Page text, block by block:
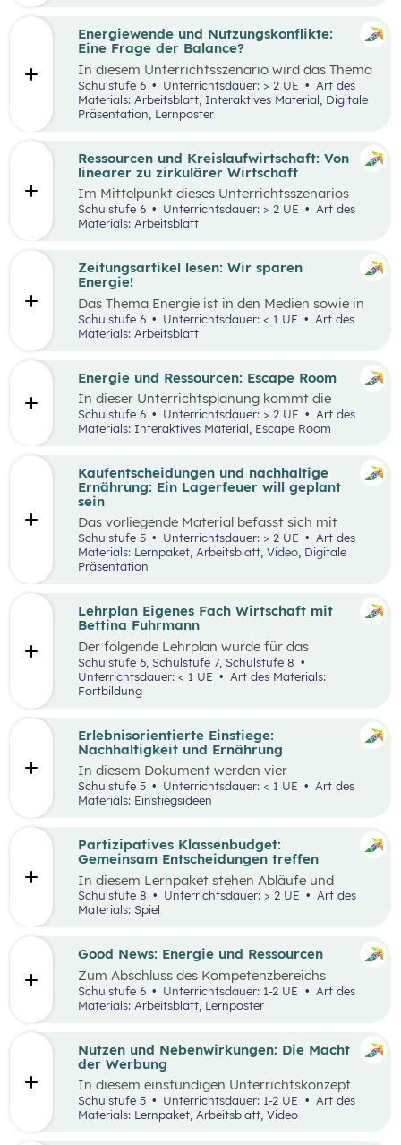
Energiewende und Nutzungskonflikte:
Eine Frage der Balance?
In diesem Unterrichtsszenario wird das Thema
Energiewende und damit einhergehende
Nutzungskonflikte behandelt. Methodisch wird
zuerst mit einem Wimmelbild gearbeitet, auf
dem unterschiedliche Szenen und Darstellungen
einhergehender Konflikte zu finden sind.
Schulstufe 6 Unterrichtsdauer: > 2 UE
Materials: Arbeitsblatt, Interaktives Material, Digitale
Präsentation, Lernposter
Energie und Ressourcen: Escape Room
In dieser Unterrichtsplanung kommt die
Methode „Escape Room“ zum Einsatz. Ziel ist
es, Inhalte des Kompetenzbereichs
„Nachhaltiger Umgang mit Energie und
durch Kooperation bei der Teamarbeit
zwischenmenschliche Kompetenzen zu stärken
und sogenannte 21
stCentury Skills zu schulen.
Schulstufe 6 Unterrichtsdauer: > 2 UE
Materials: Interaktives Material, Escape Room
Ressourcen und Kreislaufwirtschaft: Von
linearer zu zirkulärer Wirtschaft
Im Mittelpunkt dieses Unterrichtsszenarios
steht ein sprachsensibel aufbereiteter Text zum
Thema verantwortungsvoller Umgang mit
„Wohin?“ gestellt und die Konzepte „lineares
Wirtschaften” und „Kreislaufwirtschaft”
erarbeitet.
Schulstufe 6 Unterrichtsdauer: > 2 UE
Art des
Materials: Arbeitsblatt
Partizipatives Klassenbudget:
Gemeinsam Entscheidungen treffen
In diesem Lernpaket stehen Abläufe und
Methoden im Vordergrund, die den
Schüler:innen helfen sollen, das WIR vor das
Ernährungsrat, wie sich Kaufentscheidungen
auf Umwelt, Gesundheit und das Miteinander
auswirken.
Schulstufe 8 Unterrichtsdauer: > 2 UE
Art des
Materials: Spiel
Kaufentscheidungen und nachhaltige
Ernährung: Ein Lagerfeuer will geplant
sein
Das vorliegende Material befasst sich mit
Kaufentscheidungen, der Herkunft von
Lebensmitteln, dem Bewusstsein für eine
nachhaltige Ernährung sowie mit dem Umgang
sein“aufgebaut. Mit zusätzlich bereitgestellten
Materialien können die im Video
werden.
Schulstufe 5 Unterrichtsdauer: > 2 UE
Art des
Materials: Lernpaket, Arbeitsblatt, Video, Digitale
Präsentation
Kooperation bei der Teamarbeit
zwischenmenschliche Kompetenzen zu stärken
und sogenannte 21
st
Nutzen und Nebenwirkungen: Die Macht
der Werbung
In diesem einstündigen Unterrichtskonzept
lernen die Schüler:innen den Nutzen sowie die
Vor- und Nachteile von Werbung kennen.
Schulstufe 5 Unterrichtsdauer: 1-2 UE
Art des
Materials: Lernpaket, Arbeitsblatt, Video
Erlebnisorientierte Einstiege:
Nachhaltigkeit und Ernährung
In diesem Dokument werden vier
Einstiegsideen für denKompetenzbereich
„Leben und Wirtschaften im Hinblick auf
Erlebnis für die Schüler:innen verbunden sind
und wo auch außerschulische Lernorte
Schulstufe 5 Unterrichtsdauer: < 1 UE
Materials: Einstiegsideen
Good News: Energie und Ressourcen
Zum Abschluss des Kompetenzbereichs
„Energie und Ressourcen“ beschäftigen sich
Schüler:innen mit positiven Nachrichten und
Beispielen, damit sie sich von den Problemen,
nicht überwältigt fühlen.
Schulstufe 6 Unterrichtsdauer: 1-2 UE
Materials: Arbeitsblatt, Lernposter
Zeitungsartikel lesen: Wir sparen
Energie!
Das Thema Energie ist in den Medien sowie in
täglichen Gesprächen allgegenwärtig. Dabei
wird oft von hohem Energieverbrauch, von
Energie sind seit dem Ukrainekrieg ein
omnipräsentes Thema.
Schulstufe 6 Unterrichtsdauer: < 1 UE
Materials: Arbeitsblatt
Lehrplan Eigenes Fach Wirtschaft mit
Bettina Fuhrmann
Der folgende Lehrplan wurde für das
Unterrichtsgegenstand “Wirtschaft” für den
Schulpiloten der Stiftung für
Wirtschaftsbildung konzipiert. Wirtschaft
verstehen und gestalten zu lernen steht dabei
Schulstufe 6, Schulstufe 7, Schulstufe 8
Unterrichtsdauer: < 1 UE
Fortbildung